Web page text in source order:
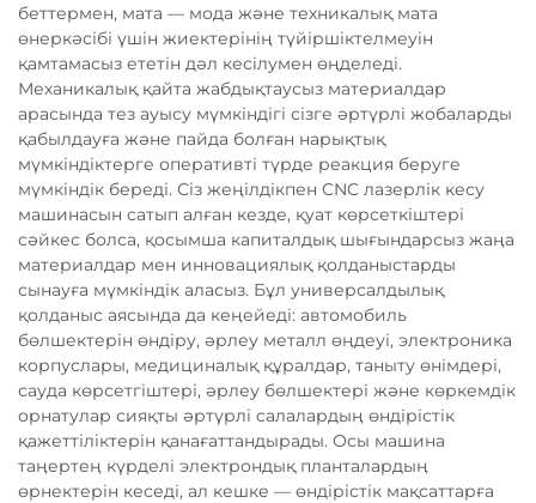
беттермен, мата — мода және техникалық мата
өнеркәсібі үшін жиектерінің түйіршіктелмеуін
қамтамасыз ететін дәл кесілумен өңделеді.
Механикалық қайта жабдықтаусыз материалдар
арасында тез ауысу мүмкіндігі сізге әртүрлі жобаларды
қабылдауға және пайда болған нарықтық
мүмкіндіктерге оперативті түрде реакция беруге
мүмкіндік береді. Сіз жеңілдікпен CNC лазерлік кесу
машинасын сатып алған кезде, қуат көрсеткіштері
сәйкес болса, қосымша капиталдық шығындарсыз жаңа
материалдар мен инновациялық қолданыстарды
сынауға мүмкіндік аласыз. Бұл универсалдылық
қолданыс аясында да кеңейеді: автомобиль
бөлшектерін өндіру, әрлеу металл өңдеуі, электроника
корпуслары, медициналық құралдар, таныту өнімдері,
сауда көрсетгіштері, әрлеу бөлшектері және көркемдік
орнатулар сияқты әртүрлі салалардың өндірістік
қажеттіліктерін қанағаттандырады. Осы машина
таңертең күрделі электрондық планталардың
өрнектерін кеседі, ал кешке — өндірістік мақсаттарға